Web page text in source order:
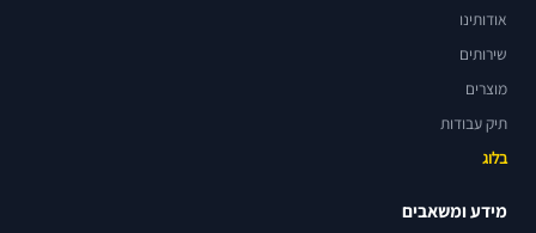
אודותינו
שירותים
מוצרים
תיק עבודות
בלוג
מידע ומשאבים